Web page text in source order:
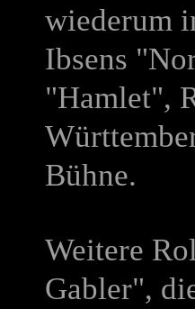
wiederum
Ibsens
"Hamlet",
Bühne.
Weitere
Gabler",